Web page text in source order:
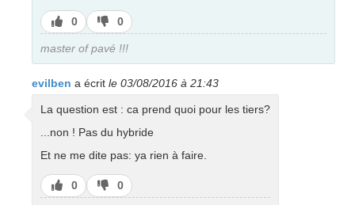
J’aime
0
J’aime
pas
0
master of pavé !!!
evilben a écrit le 03/08/2016 à 21:43
La question est : ca prend quoi pour les tiers?
...non ! Pas du hybride
Et ne me dite pas: ya rien à faire.
J’aime
0
J’aime
pas
0